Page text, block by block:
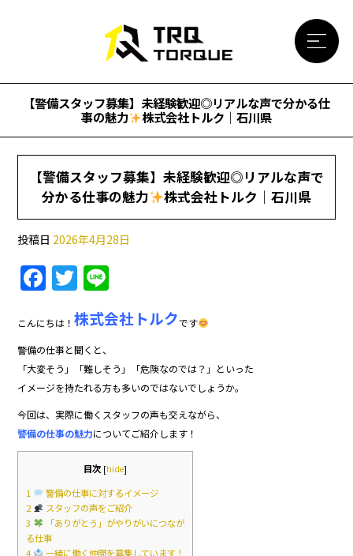
【警備スタッフ募集】未経験歓迎◎リアルな声で分かる仕
事の魅力
株式会社トルク｜石川県
【警備スタッフ募集】未経験歓迎◎リアルな声で
分かる仕事の魅力
株式会社トルク｜石川県
投稿日 2026年4月28日
F
a
c
e
b
o
o
k
T
w
itt
er
n
e
こんにちは！株式会社トルクです
警備の仕事と聞くと、
「大変そう」「難しそう」「危険なのでは？」といった
イメージを持たれる方も多いのではないでしょうか。
今回は、実際に働くスタッフの声も交えながら、
警備の仕事の魅力についてご紹介します！
目次 [hide]
1
警備の仕事に対するイメージ
2
スタッフの声をご紹介
3
「ありがとう」がやりがいにつなが
る仕事
4
一緒に働く仲間を募集しています！